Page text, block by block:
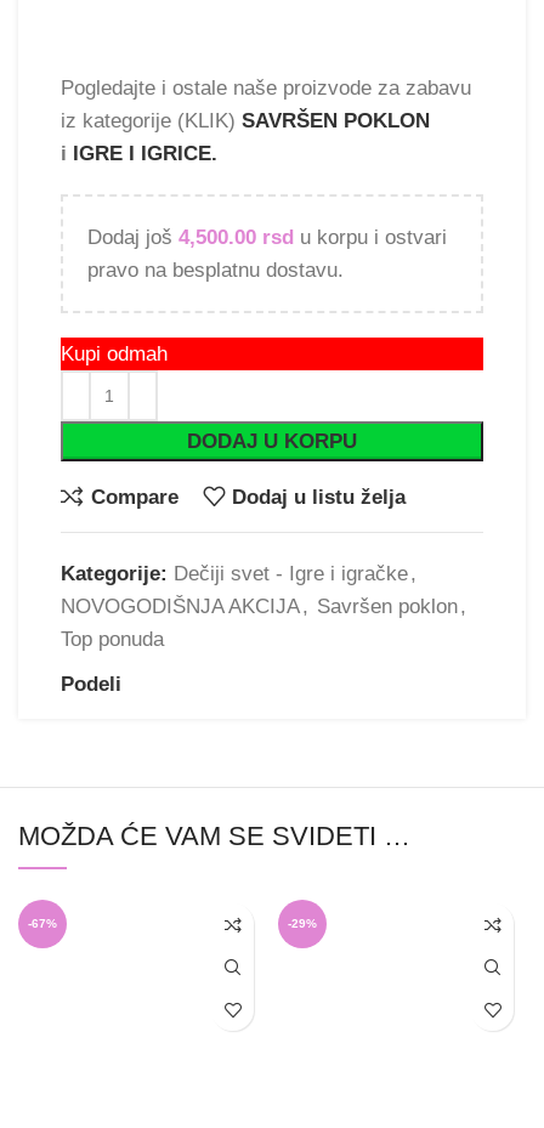
Pogledajte i ostale naše proizvode za zabavu
iz kategorije (KLIK) SAVRŠEN POKLON
i IGRE I IGRICE.
Dodaj još 4,500.00 rsd u korpu i ostvari
pravo na besplatnu dostavu.
DODAJ U KORPU
Kupi odmah
Compare Dodaj u listu želja
Kategorije: Dečiji svet - Igre i igračke,
NOVOGODIŠNJA AKCIJA, Savršen poklon,
Top ponuda
Podeli
MOŽDA ĆE VAM SE SVIDETI …
-67% -29%